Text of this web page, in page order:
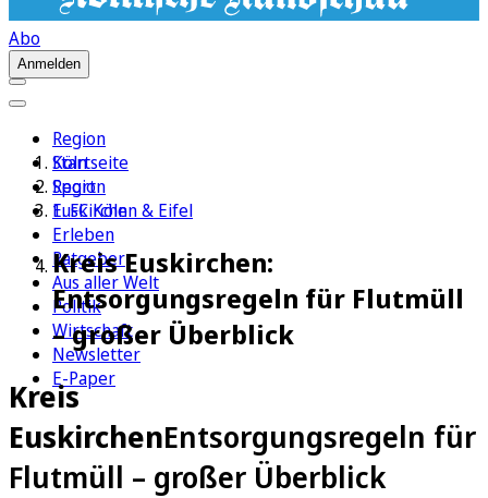
Abo
Anmelden
Region
Köln
Sport
1. FC Köln
Erleben
Ratgeber
Aus aller Welt
Politik
Wirtschaft
Newsletter
E-Paper
Startseite
Region
Euskirchen & Eifel
Kreis Euskirchen:
Entsorgungsregeln für Flutmüll
– großer Überblick
Kreis
EuskirchenEntsorgungsregeln für
Flutmüll – großer Überblick